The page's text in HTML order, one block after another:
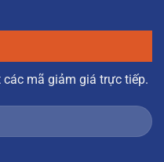
mã giảm giá trực tiếp.